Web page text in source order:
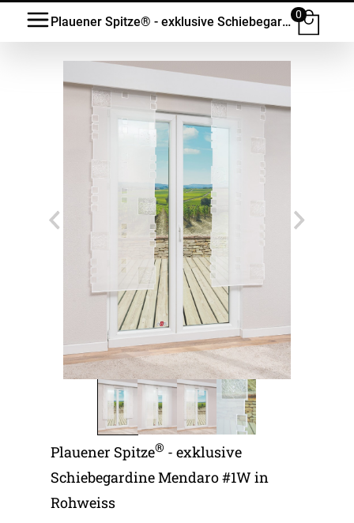
Plauener Spitze® - exklusive Schiebegardine Mendaro #1W
0
Plauener Spitze® - exklusive
Schiebegardine Mendaro #1W in
Rohweiss